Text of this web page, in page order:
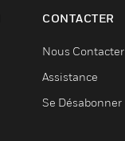
CONTACTER
Nous Contacter
Assistance
Se Désabonner